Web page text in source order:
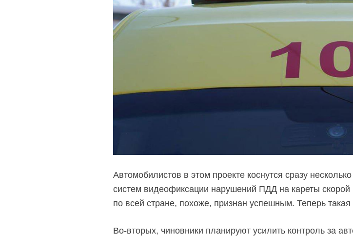
Автомобилистов в этом проекте коснутся сразу
систем видеофиксации нарушений ПДД на кареты
по всей стране, похоже, признан успешным. Теперь такая
Во-вторых, чиновники планируют усилить контроль за